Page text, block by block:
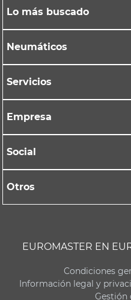
Lo más buscado
Neumáticos
Servicios
Empresa
Social
Otros
EUROMASTER EN
Condiciones
Información legal y
Gestión